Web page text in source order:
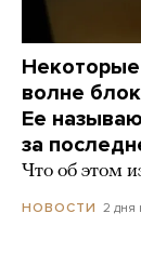
волне
Ее
за
Что об этом
НОВОСТИ 2 дня